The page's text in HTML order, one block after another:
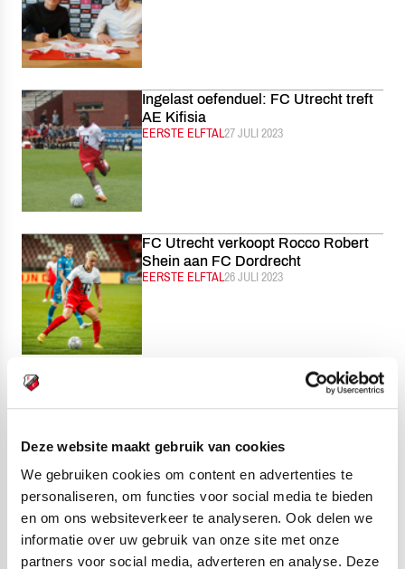
Deze website maakt gebruik van cookies
We gebruiken cookies om content en advertenties te
personaliseren, om functies voor social media te bieden
en om ons websiteverkeer te analyseren. Ook delen we
informatie over uw gebruik van onze site met onze
partners voor social media, adverteren en analyse. Deze
Ingelast oefenduel: FC Utrecht treft
AE Kifisia
CATEGORIE:
EERSTE ELFTALGEPUBLICEERD:
27 JULI 2023
FC Utrecht verkoopt Rocco Robert
Shein aan FC Dordrecht
CATEGORIE:
EERSTE ELFTALGEPUBLICEERD:
26 JULI 2023
Jesse van de Haar & Ivar Jenner |
9.000 Seizoenkaarten verkocht:
Cityside hoogste verlengpercentage
CATEGORIE:
ALGEMEENGEPUBLICEERD:
25 JULI 2023